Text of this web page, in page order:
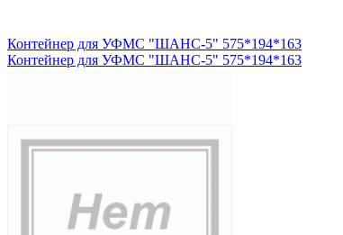
Контейнер для УФМС "ШАНС-5" 575*194*163
Контейнер для УФМС "ШАНС-5" 575*194*163